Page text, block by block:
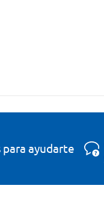
para ayudarte